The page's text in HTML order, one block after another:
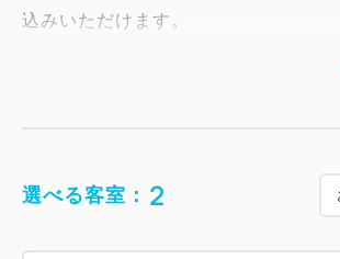
込みいただけます。
ご朝食はフロントでお申し込みいた
選べる客室： 2